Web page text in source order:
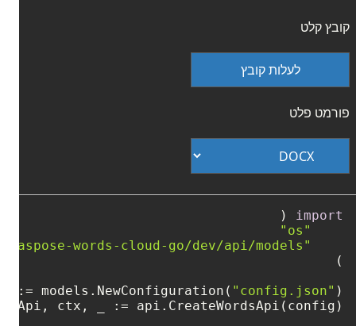
קובץ קלט
לעלות קובץ
פורמט פלט
import
"os"
"github.com/aspose-words-cloud/aspose-words-cloud-go/dev/api/models"
:= models.NewConfiguration( "config.json"